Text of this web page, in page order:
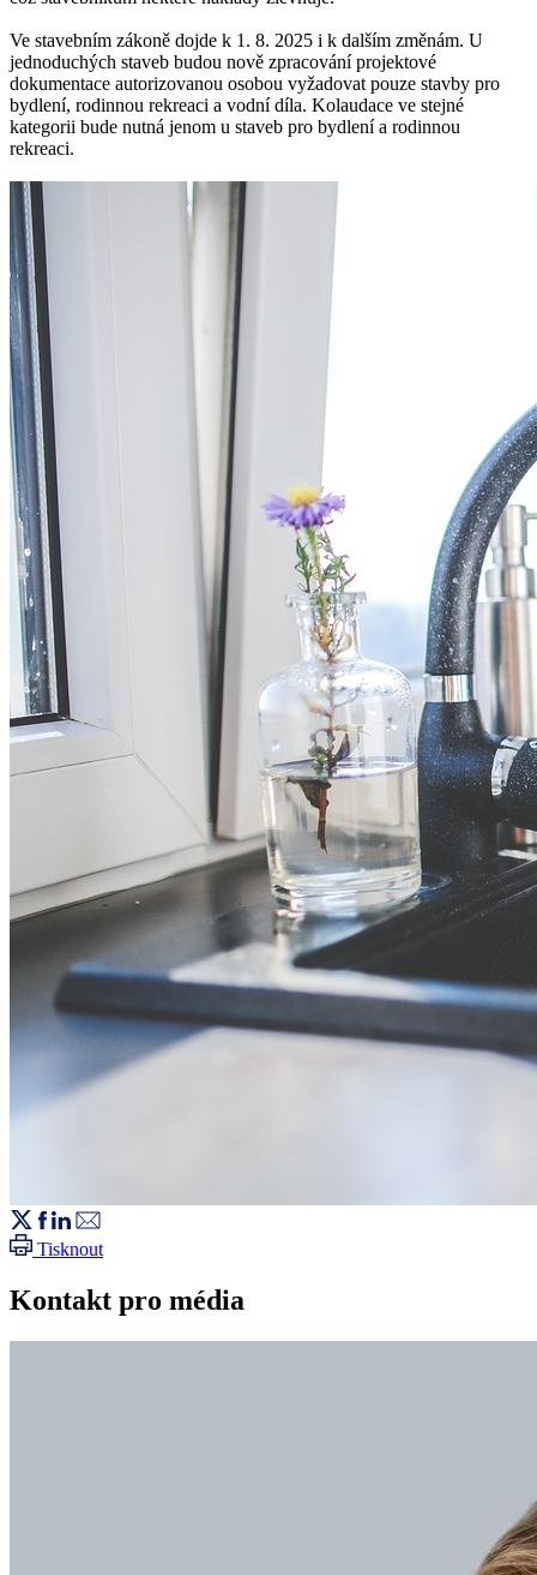
Ve stavebním zákoně dojde k 1. 8. 2025 i k dalším změnám. U
jednoduchých staveb budou nově zpracování projektové
dokumentace autorizovanou osobou vyžadovat pouze stavby pro
bydlení, rodinnou rekreaci a vodní díla. Kolaudace ve stejné
kategorii bude nutná jenom u staveb pro bydlení a rodinnou
rekreaci.
Tisknout
Kontakt pro média